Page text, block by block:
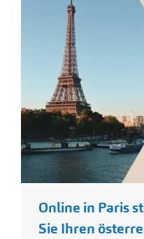
Online in Paris
Sie Ihren